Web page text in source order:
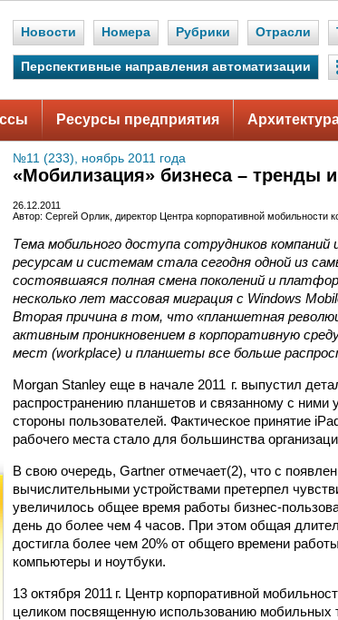
Новости Номера Рубрики Отрасли
Перспективные направления автоматизации
Ресурсы предприятия
№11 (233), ноябрь 2011 года
«Мобилизация» бизнеса – тренды
26.12.2011
Автор: Сергей Орлик, директор Центра корпоративной мобильности
Тема мобильного доступа сотрудников
ресурсам и системам стала сегодня одной из
состоявшаяся полная смена поколений и
несколько лет массовая миграция с Windows
Вторая причина в том, что «планшетная
активным проникновением в корпоративную
мест (workplace) и планшеты все больше
Morgan Stanley еще в начале 2011 г. выпустил
распространению планшетов и связанному с
стороны пользователей. Фактическое принятие
рабочего места стало для большинства
В свою очередь, Gartner отмечает(2), что с
вычислительными устройствами претерпел
увеличилось общее время работы бизнес-
день до более чем 4 часов. При этом общая
достигла более чем 20% от общего времени
компьютеры и ноутбуки.
13 октября 2011 г. Центр корпоративной
целиком посвященную использованию мобильных